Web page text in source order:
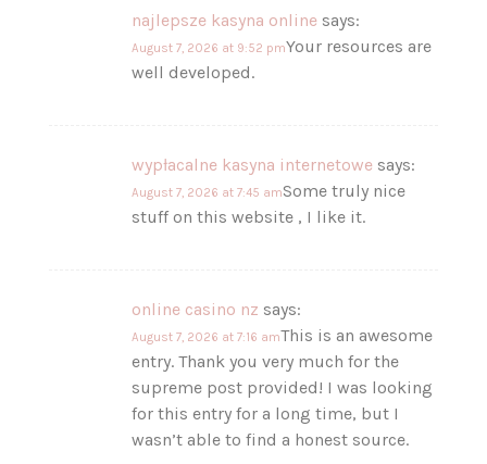
najlepsze kasyna online says:
August 7, 2026 at 9:52 pmYour resources are
well developed.
wypłacalne kasyna internetowe says:
August 7, 2026 at 7:45 amSome truly nice
stuff on this website , I like it.
online casino nz says:
August 7, 2026 at 7:16 amThis is an awesome
entry. Thank you very much for the
supreme post provided! I was looking
for this entry for a long time, but I
wasn’t able to find a honest source.